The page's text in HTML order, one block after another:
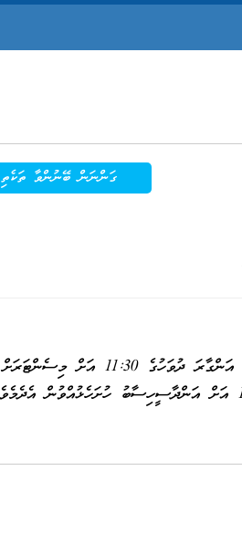
ގަންނަން ބޭނުންވާ ތަކެތި
ވީމާ، މިތަކެތި ސަޕްލައިކޮށްދެއްވަން ޝައުޤުވެރިވެލައްވާ ފަރާތްތަކުން 11 އޮގަސްޓު 2015 ވާ އަންގާރަ ދުވަހުގެ 11:30 އަށް މިސެންޓަރަށް